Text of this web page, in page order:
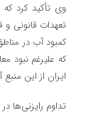
وی تأکید کرد که
تعهدات قانونی
کمبود آب در
که علیرغم نبود
ایران از این
تداوم